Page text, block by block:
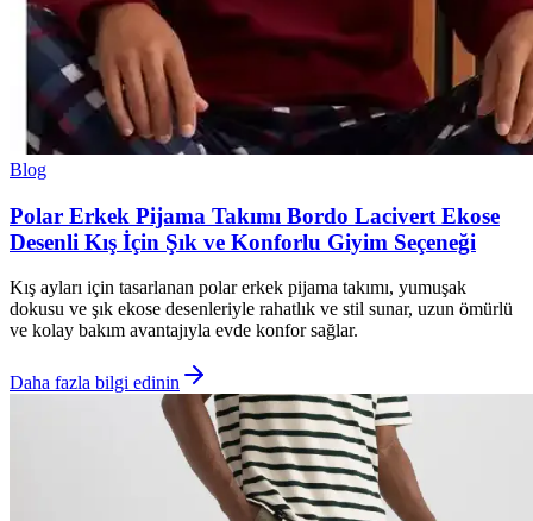
Blog
Polar Erkek Pijama Takımı Bordo Lacivert Ekose
Desenli Kış İçin Şık ve Konforlu Giyim Seçeneği
Kış ayları için tasarlanan polar erkek pijama takımı, yumuşak
dokusu ve şık ekose desenleriyle rahatlık ve stil sunar, uzun ömürlü
ve kolay bakım avantajıyla evde konfor sağlar.
Daha fazla bilgi edinin